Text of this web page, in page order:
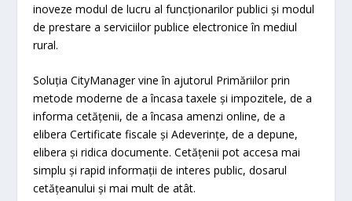
inoveze modul de lucru al funcționarilor publici și modul
de prestare a serviciilor publice electronice în mediul
rural.
Soluția CityManager vine în ajutorul Primăriilor prin
metode moderne de a încasa taxele și impozitele, de a
informa cetățenii, de a încasa amenzi online, de a
elibera Certificate fiscale și Adeverințe, de a depune,
elibera și ridica documente. Cetățenii pot accesa mai
simplu și rapid informații de interes public, dosarul
cetățeanului și mai mult de atât.